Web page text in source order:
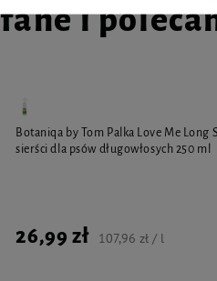
i
Botaniqa by Tom Palka Love Me Long
sierści dla psów długowłosych 250 ml
26,99 zł 107,96 zł / l